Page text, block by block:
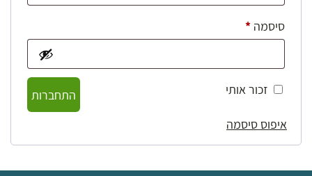
סיסמה *חובה
זכור אותי
התחברות
איפוס סיסמה